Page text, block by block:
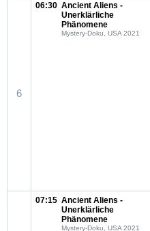
6
06:30 Ancient Aliens -
Unerklärliche
Phänomene
Mystery-Doku, USA 2021
07:15 Ancient Aliens -
Unerklärliche
Phänomene
Mystery-Doku, USA 2021